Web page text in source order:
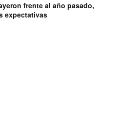
frente al año pasado,
expectativas